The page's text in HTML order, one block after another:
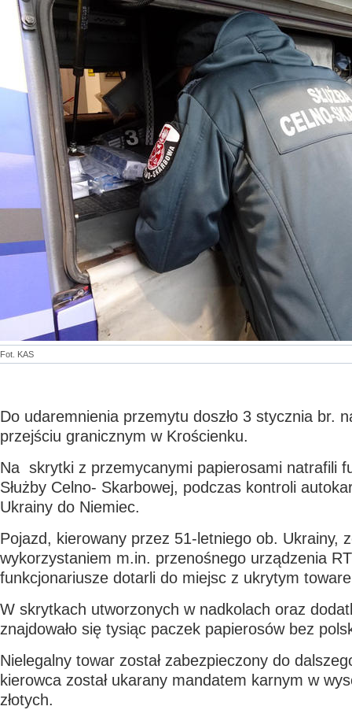
Fot. KAS
Do udaremnienia przemytu doszło 3 stycznia br.
przejściu granicznym w Krościenku.
Na skrytki z przemycanymi papierosami natrafili
Służby Celno- Skarbowej, podczas kontroli
Ukrainy do Niemiec.
Pojazd, kierowany przez 51-letniego ob. Ukrainy,
wykorzystaniem m.in. przenośnego urządzenia
funkcjonariusze dotarli do miejsc z ukrytym
W skrytkach utworzonych w nadkolach oraz
znajdowało się tysiąc paczek papierosów bez
Nielegalny towar został zabezpieczony do
kierowca został ukarany mandatem karnym w
złotych.